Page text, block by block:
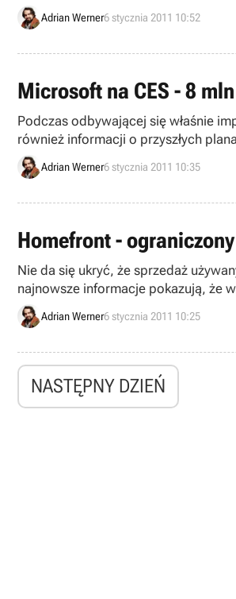
Adrian Werner6 stycznia 2011 10:52
Microsoft na CES - 8
Podczas odbywającej się właśnie
również informacji o przyszłych
Adrian Werner6 stycznia 2011 10:35
Homefront -
Nie da się ukryć, że sprzedaż
najnowsze informacje pokazują, że
Adrian Werner6 stycznia 2011 10:25
NASTĘPNY DZIEŃ